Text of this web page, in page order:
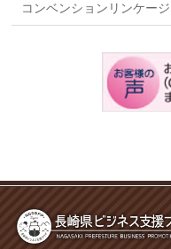
コンベンションリンケージ